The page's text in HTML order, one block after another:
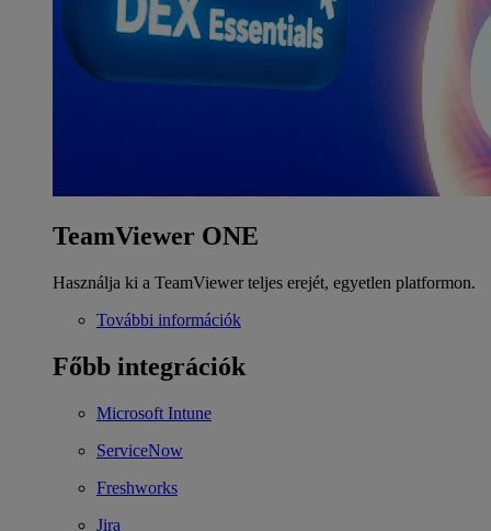
TeamViewer ONE
Használja ki a TeamViewer teljes erejét, egyetlen platformon.
További információk
Főbb integrációk
Microsoft Intune
ServiceNow
Freshworks
Jira